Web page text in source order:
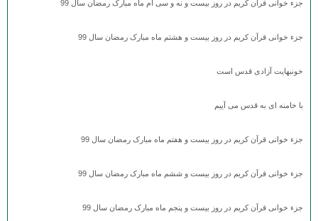
جزء خوانی قرآن کریم در روز بیست و نه و سی ام ماه مبارک رمضان سال 99
جزء خوانی قرآن کریم در روز بیست و هشتم ماه مبارک رمضان سال 99
خونبهایت آزادی قدس است
با خامنه ای به قدس می آییم
جزء خوانی قرآن کریم در روز بیست و هفتم ماه مبارک رمضان سال 99
جزء خوانی قرآن کریم در روز بیست و ششم ماه مبارک رمضان سال 99
جزء خوانی قرآن کریم در روز بیست و پنجم ماه مبارک رمضان سال 99